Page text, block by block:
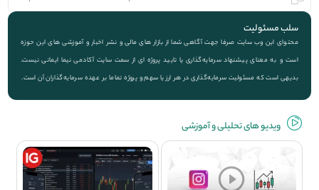
سلب مسئولیت
محتوای این وب سایت صرفا جهت آگاهی شما از بازار های مالی و نشر اخبار و آموزشی های این حوزه
است و به معنای پیشنهاد سرمایه‌گذاری یا تایید پروژه ای از سمت سایت آکادمی نیما ایمانی نیست.
بدیهی است که مسئولیت سرمایه‌گذاری در هر ارز یا سهم و پروژه تماما بر عهده سرمایه‌گذاران آن است.
ویديو های تحلیلی و آموزشی